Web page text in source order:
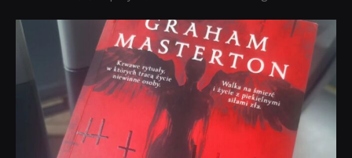
dobryhorror
Sie 23